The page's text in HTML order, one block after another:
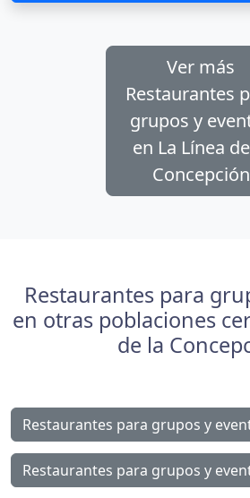
Ver más
Restaurantes
grupos y
en La Línea
Concepción
Restaurantes para
en otras poblaciones
de la
Restaurantes para grupos y
Restaurantes para grupos y